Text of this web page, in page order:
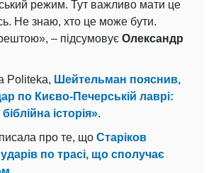
режим. Тут важливо мати це
Не знаю, хто це може бути.
– підсумовує Олександр
Politeka, Шейтельман пояснив,
по Києво-Печерській лаврі:
історія».
про те, що Старіков
по трасі, що сполучає